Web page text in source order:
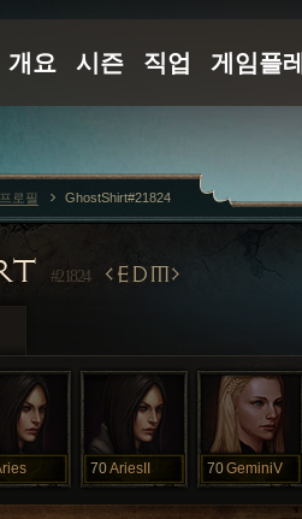
#21824 EDM
70AriesII 70GeminiV
프로필 GhostShirt#21824